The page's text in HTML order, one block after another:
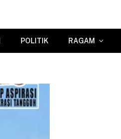
POLITIK RAGAM